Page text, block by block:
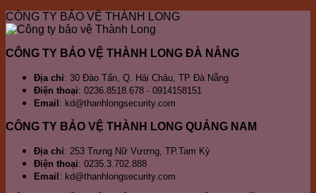
vị
bảo
chuyên
Nẵng
Ngũ
Hành
Sơn
CÔNG TY BẢO VỆ THÀNH LONG
CÔNG TY BẢO VỆ THÀNH LONG ĐÀ NẴNG
Địa chỉ: 30 Đào Tấn, Q. Hải Châu, TP Đà Nẵng
Điện thoại: 0236.8518.678 - 0914158151
Email : kd@thanhlongsecurity.com
CÔNG TY BẢO VỆ THÀNH LONG QUẢNG NAM
Địa chỉ: 253 Trưng Nữ Vương, TP.Tam Kỳ
Điện thoại: 0235.3.702.888
Email : kd@thanhlongsecurity.com